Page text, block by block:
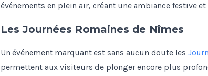
événements en plein air, créant une ambiance festive
Les Journées Romaines de Nîmes
Un événement marquant est sans aucun doute les
permettent aux visiteurs de plonger encore plus